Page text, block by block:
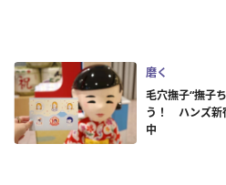
磨く
毛穴撫子“撫子
う！ ハンズ新
中